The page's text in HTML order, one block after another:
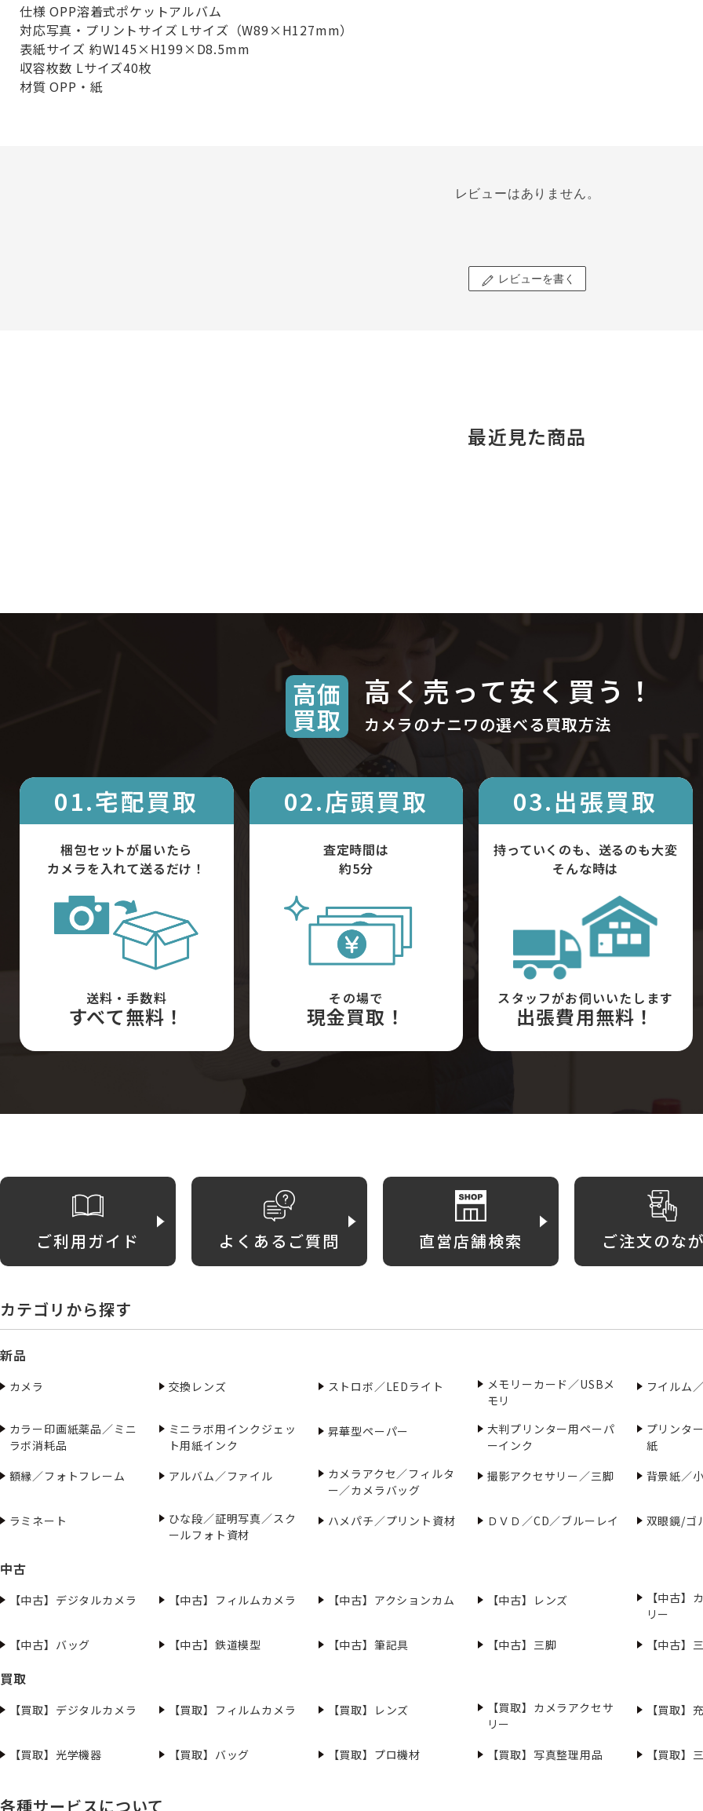
仕様 OPP溶着式ポケットアルバム
対応写真・プリントサイズ Lサイズ（W89×H127mm）
表紙サイズ 約W145×H199×D8.5mm
収容枚数 Lサイズ40枚
材質 OPP・紙
レビューはありません。
レビューを書く
最近見た商品
高価
買取
高く売って安く買う！
カメラのナニワの選べる買取方法
01.宅配買取
梱包セットが届いたら
カメラを入れて送るだけ！
送料・手数料
すべて無料！
02.店頭買取
査定時間は
約5分
その場で
現金買取！
03.出張買取
持っていくのも、送るのも大変
そんな時は
スタッフがお伺いいたします
出張費用無料！
ご利用ガイド よくあるご質問 直営店舗検索 ご注文のな
カテゴリから探す
新品
カメラ 交換レンズ ストロボ／LEDライト
メモリーカード／USBメ
モリ
フイルム
カラー印画紙薬品／ミニ
ラボ消耗品
ミニラボ用インクジェッ
ト用紙インク
昇華型ペーパー
大判プリンター用ペーパ
ーインク
プリンタ
紙
額縁／フォトフレーム
アルバム／ファイル
カメラアクセ／フィルタ
ー／カメラバッグ
撮影アクセサリー／三脚 背景紙／
ラミネート
ひな段／証明写真／スク
ールフォト資材
ハメパチ／プリント資材 ＤＶＤ／CD／ブルーレイ 双眼鏡/ゴ
中古
【中古】デジタルカメラ 【中古】フィルムカメラ 【中古】アクションカム 【中古】レンズ
【中古】
リー
【中古】バッグ
【中古】鉄道模型 【中古】筆記具 【中古】三脚 【中古】
買取
【買取】デジタルカメラ 【買取】フィルムカメラ 【買取】レンズ
【買取】カメラアクセサ
リー
【買取】
【買取】光学機器 【買取】バッグ 【買取】プロ機材 【買取】写真整理用品 【買取】
各種サービスについて